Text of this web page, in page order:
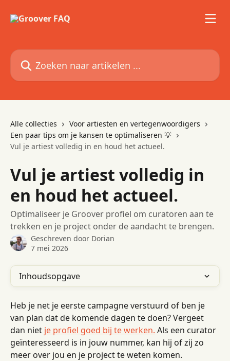
Zoeken naar artikelen ...
Alle collecties
Voor artiesten en vertegenwoordigers
Een paar tips om je kansen te optimaliseren 💡
Vul je artiest volledig in en houd het actueel.
Vul je artiest volledig in
en houd het actueel.
Optimaliseer je Groover profiel om curatoren aan te
trekken en je project onder de aandacht te brengen.
Geschreven door Dorian
7 mei 2026
Inhoudsopgave
Heb je net je eerste campagne verstuurd of ben je
van plan dat de komende dagen te doen? Vergeet
dan niet je profiel goed bij te werken. Als een curator
geïnteresseerd is in jouw nummer, kan hij of zij zo
meer over jou en je project te weten komen.